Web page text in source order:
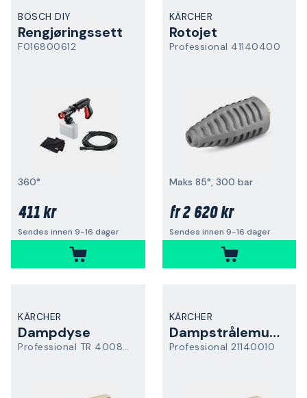
BOSCH DIY
Rengjøringssett
F016800612
360°
411 kr
Sendes innen 9-16 dager
KÄRCHER
Rotojet
Professional 41140400
Maks 85°, 300 bar
fr2 620 kr
Sendes innen 9-16 dager
KÄRCHER
Dampdyse
Professional TR 40080 Easy Force
KÄRCHER
Dampstrålemunnstykke
Professional 21140010